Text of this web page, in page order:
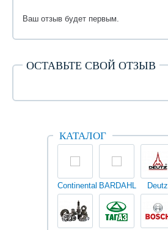
Ваш отзыв будет первым.
ОСТАВЬТЕ СВОЙ ОТЗЫВ
КАТАЛОГ
Continental BARDAHL Deutz